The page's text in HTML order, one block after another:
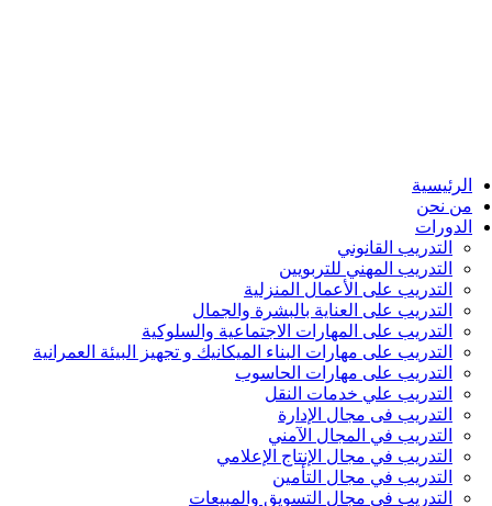
الرئيسية
من نحن
الدورات
التدريب القانوني
التدريب المهني للتربويين
التدريب على الأعمال المنزلية
التدريب على العناية بالبشرة والجمال
التدريب على المهارات الاجتماعية والسلوكية
التدريب على مهارات البناء الميكانيك و تجهيز البيئة العمرانية
التدريب على مهارات الحاسوب
التدريب علي خدمات النقل
التدريب فى مجال الإدارة
التدريب في المجال الآمني
التدريب في مجال الإنتاج الإعلامي
التدريب في مجال التأمين
التدريب في مجال التسويق والمبيعات